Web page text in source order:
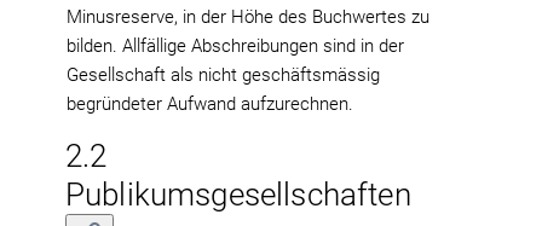
Minusreserve, in der Höhe des Buchwertes zu
bilden. Allfällige Abschreibungen sind in der
Gesellschaft als nicht geschäftsmässig
begründeter Aufwand aufzurechnen.
2.2
Publikumsgesellschaften